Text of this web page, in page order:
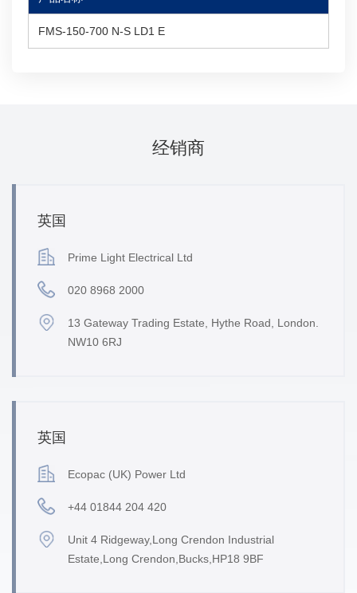
FMS-150-700 N-S LD1 E
经销商
英国
Prime Light Electrical Ltd
020 8968 2000
13 Gateway Trading Estate, Hythe Road, London.
NW10 6RJ
英国
Ecopac (UK) Power Ltd
+44 01844 204 420
Unit 4 Ridgeway,Long Crendon Industrial
Estate,Long Crendon,Bucks,HP18 9BF